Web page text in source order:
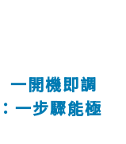
一開機即調
一步驟能極